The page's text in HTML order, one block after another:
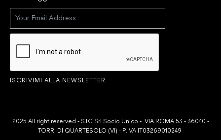
ISCRIVIMI ALLA NEWSLETTER
2025 All right reserved - STC Srl Socio Unico - VIA ROMA 53 - 36040 -
TORRI DI QUARTESOLO (VI) - P.IVA IT03269010249